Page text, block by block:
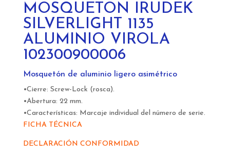
MOSQUETON IRUDEK
SILVERLIGHT 1135
ALUMINIO VIROLA
102300900006
Mosquetón de aluminio ligero asimétrico
•Cierre: Screw-Lock (rosca).
•Abertura: 22 mm.
•Características: Marcaje individual del número de serie.
FICHA TÉCNICA
DECLARACIÓN CONFORMIDAD